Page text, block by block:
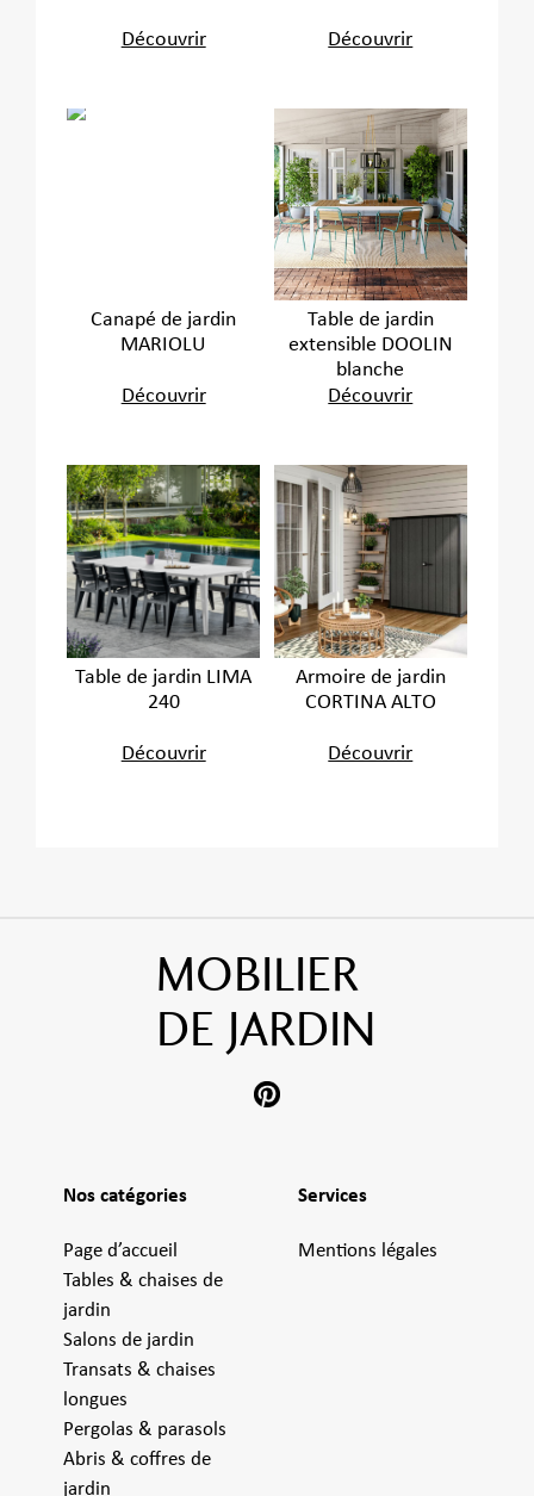
Découvrir Découvrir
Canapé de jardin
MARIOLU
Découvrir
Table de jardin
extensible DOOLIN
blanche
Découvrir
Table de jardin LIMA
240
Découvrir
Armoire de jardin
CORTINA ALTO
Découvrir
MOBILIER
DE JARDIN
Nos catégories
Page d’accueil
Tables & chaises de
jardin
Salons de jardin
Transats & chaises
longues
Pergolas & parasols
Abris & coffres de
jardin
Services
Mentions légales